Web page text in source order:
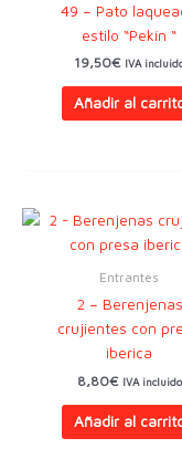
“taiwan”49 – Pato
estilo “Pekín “
19,50€ IVA
Añadir al
Entrantes
2 – Berenjenas
crujientes con
iberica
8,80€ IVA incluido
Añadir al